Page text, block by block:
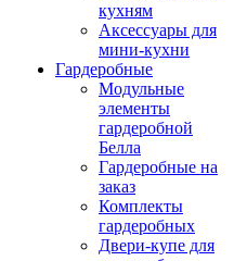
кухням
Аксессуары для
мини-кухни
Гардеробные
Модульные
элементы
гардеробной
Белла
Гардеробные на
заказ
Комплекты
гардеробных
Двери-купе для